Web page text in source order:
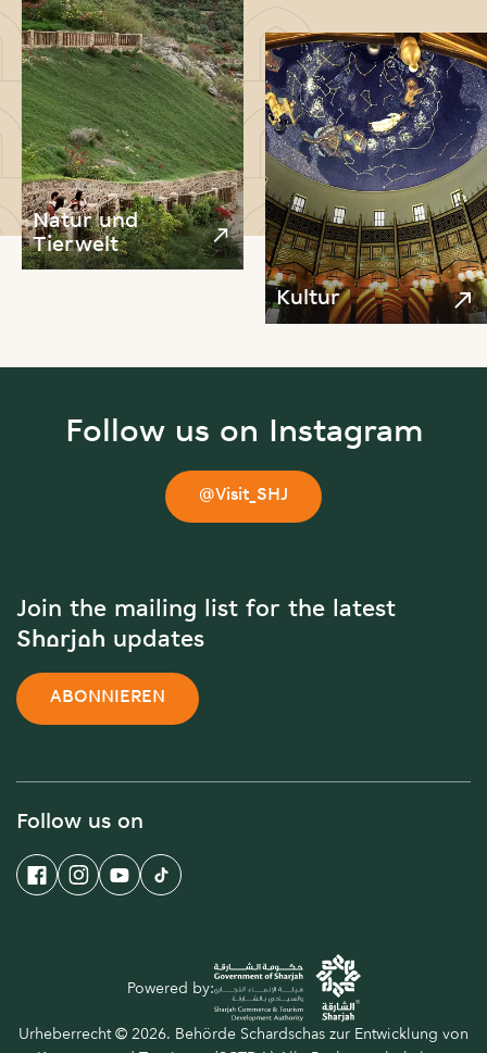
Natur und
Tierwelt
Kultur
Follow us on Instagram
@Visit_SHJ
Join the mailing list for the latest
Sharjah updates
ABONNIEREN
Follow us on
Urheberrecht © 2026. Behörde Schardschas zur Entwicklung von
Powered by: